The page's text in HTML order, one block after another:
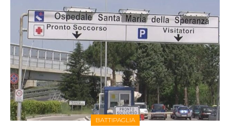
BATTIPAGLIA